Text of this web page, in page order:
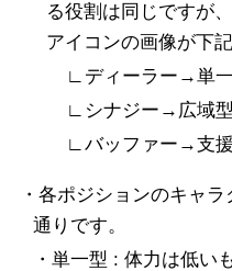
る役割は同じですが
アイコンの画像が下
∟ディーラー→単
∟シナジー→広域型
∟バッファー→支
・各ポジションのキャ
通りです。
・単一型 : 体力は低い